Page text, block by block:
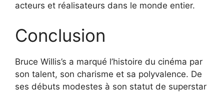
acteurs et réalisateurs dans le monde entier.
Conclusion
Bruce Willis’s a marqué l’histoire du cinéma par
son talent, son charisme et sa polyvalence. De
ses débuts modestes à son statut de superstar